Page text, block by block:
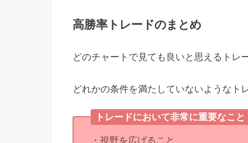
高勝率トレードのまとめ
どのチャートで見ても良いと思えるトレ
どれかの条件を満たしていないようなト
トレードにおいて非常に重要なこと
・視野を広げること